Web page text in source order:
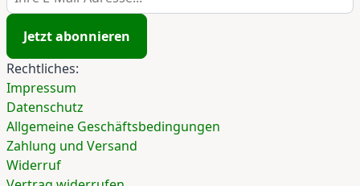
Jetzt abonnieren
Rechtliches:
Impressum
Datenschutz
Allgemeine Geschäftsbedingungen
Zahlung und Versand
Widerruf